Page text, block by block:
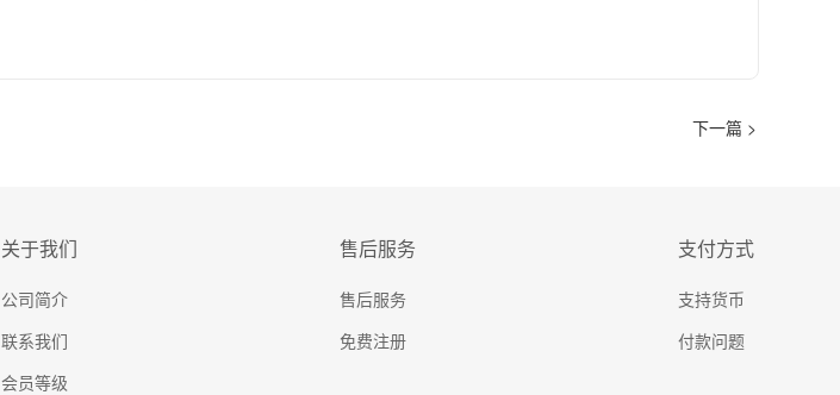
下一篇 >
关于我们
公司简介
联系我们
会员等级
售后服务
售后服务
免费注册
支付方式
支持货币
付款问题